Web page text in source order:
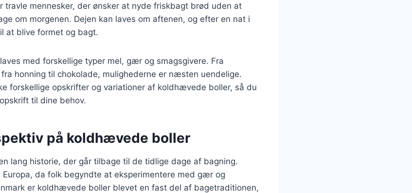
travle mennesker, der ønsker at nyde friskbagt brød uden at
om morgenen. Dejen kan laves om aftenen, og efter en nat i
at blive formet og bagt.
med forskellige typer mel, gær og smagsgivere. Fra
honning til chokolade, mulighederne er næsten uendelige.
forskellige opskrifter og variationer af koldhævede boller, så du
til dine behov.
på koldhævede boller
lang historie, der går tilbage til de tidlige dage af bagning.
da folk begyndte at eksperimentere med gær og
er koldhævede boller blevet en fast del af bagetraditionen,